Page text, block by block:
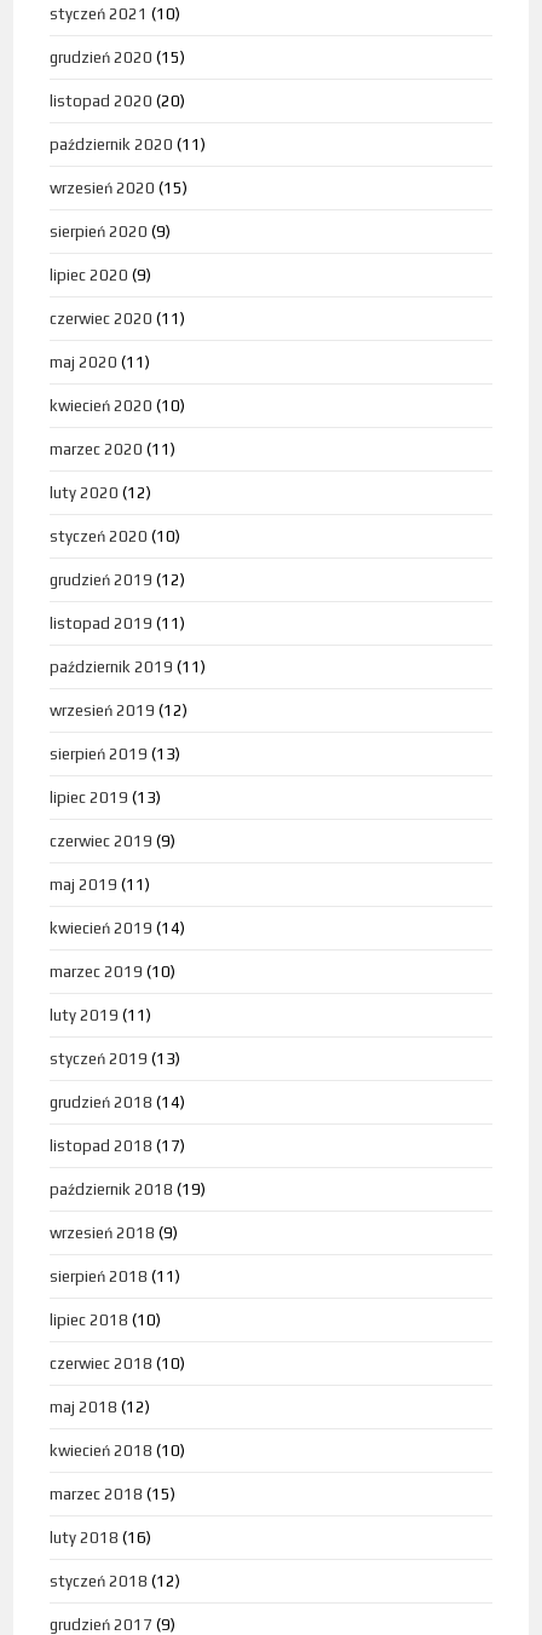
styczeń 2021 (10)
grudzień 2020 (15)
listopad 2020 (20)
październik 2020 (11)
wrzesień 2020 (15)
sierpień 2020 (9)
lipiec 2020 (9)
czerwiec 2020 (11)
maj 2020 (11)
kwiecień 2020 (10)
marzec 2020 (11)
luty 2020 (12)
styczeń 2020 (10)
grudzień 2019 (12)
listopad 2019 (11)
październik 2019 (11)
wrzesień 2019 (12)
sierpień 2019 (13)
lipiec 2019 (13)
czerwiec 2019 (9)
maj 2019 (11)
kwiecień 2019 (14)
marzec 2019 (10)
luty 2019 (11)
styczeń 2019 (13)
grudzień 2018 (14)
listopad 2018 (17)
październik 2018 (19)
wrzesień 2018 (9)
sierpień 2018 (11)
lipiec 2018 (10)
czerwiec 2018 (10)
maj 2018 (12)
kwiecień 2018 (10)
marzec 2018 (15)
luty 2018 (16)
styczeń 2018 (12)
grudzień 2017 (9)